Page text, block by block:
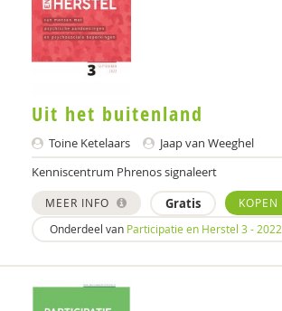
Lenneke Docter
Nel Doornbos
Eefje Driessen
Pieter Dronkers
Eveline Duimelaar
Ans van Eijden
Merijn Eikelenboom
Uit het buitenland
Toine Ketelaars
Jaap van Weeghel
Kenniscentrum Phrenos signaleert
MEER INFO Gratis
KOPEN
Onderdeel van Participatie en Herstel 3 - 2022